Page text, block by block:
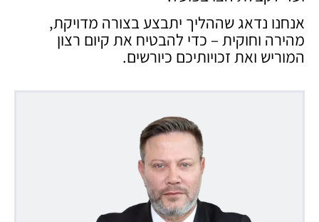
אנחנו נדאג שההליך יתבצע בצורה מדויקת,
מהירה וחוקית – כדי להבטיח את קיום רצון
המוריש ואת זכויותיכם כיורשים.